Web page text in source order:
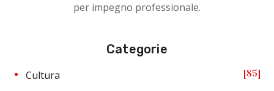
per impegno professionale.
Categorie
Cultura 85